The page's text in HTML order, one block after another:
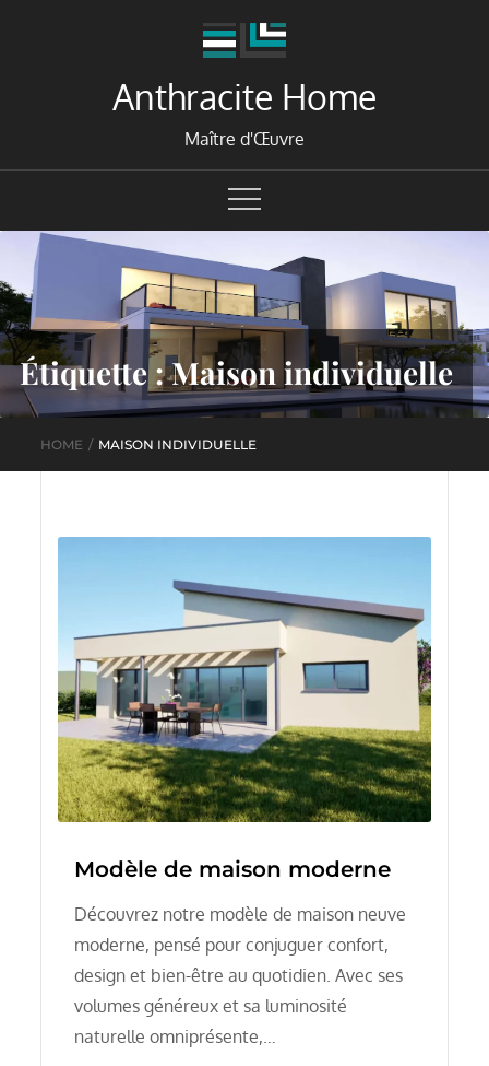
Anthracite Home
Maître d'Œuvre
Étiquette :Maison individuelle
HOME MAISON INDIVIDUELLE
Modèle de maison moderne
Découvrez notre modèle de maison neuve
moderne, pensé pour conjuguer confort,
design et bien-être au quotidien. Avec ses
volumes généreux et sa luminosité
naturelle omniprésente,…